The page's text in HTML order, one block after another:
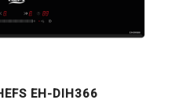
EH-DIH366